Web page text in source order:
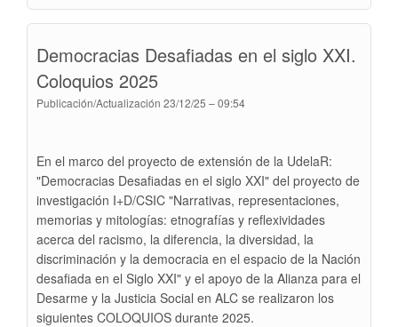
LA
DESPUÉS
Democracias Desafiadas en el siglo XXI.
Coloquios 2025
Publicación/Actualización 23/12/25 – 09:54
En el marco del proyecto de extensión de la UdelaR:
"Democracias Desafiadas en el siglo XXI" del proyecto de
investigación I+D/CSIC "Narrativas, representaciones,
memorias y mitologías: etnografías y reflexividades
acerca del racismo, la diferencia, la diversidad, la
discriminación y la democracia en el espacio de la Nación
desafiada en el Siglo XXI" y el apoyo de la Alianza para el
Desarme y la Justicia Social en ALC se realizaron los
siguientes COLOQUIOS durante 2025.